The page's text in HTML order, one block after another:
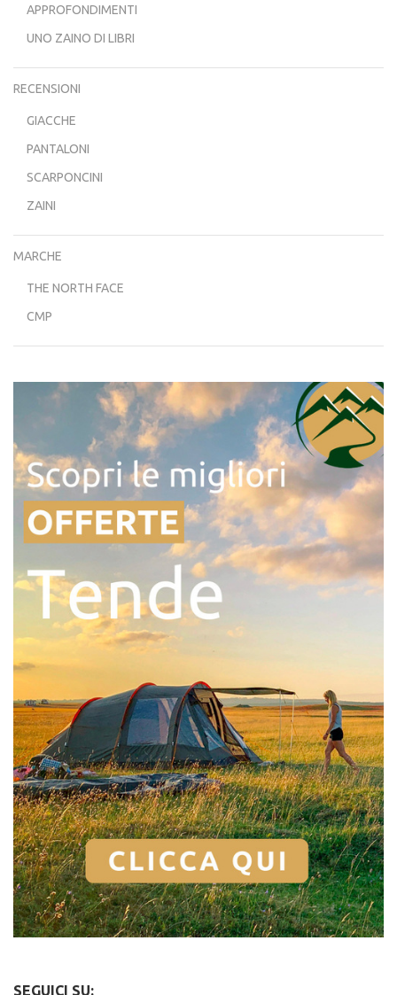
APPROFONDIMENTI
UNO ZAINO DI LIBRI
RECENSIONI
GIACCHE
PANTALONI
SCARPONCINI
ZAINI
MARCHE
THE NORTH FACE
CMP
SEGUICI SU: